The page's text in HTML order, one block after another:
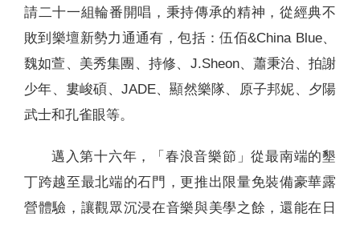
請二十一組輪番開唱，秉持傳承的精神，從經典不
敗到樂壇新勢力通通有，包括：伍佰&China Blue、
魏如萱、美秀集團、持修、J.Sheon、蕭秉治、拍謝
少年、婁峻碩、JADE、顯然樂隊、原子邦妮、夕陽
武士和孔雀眼等。
邁入第十六年，「春浪音樂節」從最南端的墾
丁跨越至最北端的石門，更推出限量免裝備豪華露
營體驗，讓觀眾沉浸在音樂與美學之餘，還能在日